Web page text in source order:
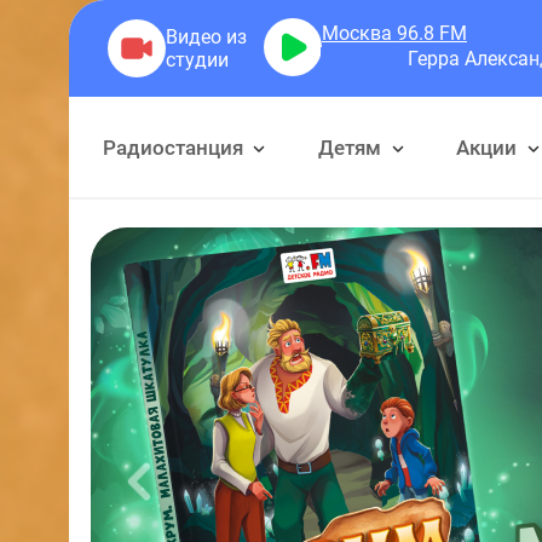
Москва 96.8 FM
Герра Александр
Разговоры
Радиостанция Детям Акции